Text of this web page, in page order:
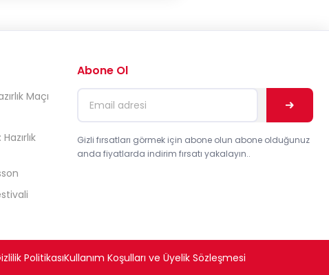
Maçı
Abone Ol
Gizli fırsatları görmek için abone olun abone olduğunuz
anda fiyatlarda indirim fırsatı yakalayın..
PolitikasıKullanım Koşulları ve Üyelik Sözleşmesi